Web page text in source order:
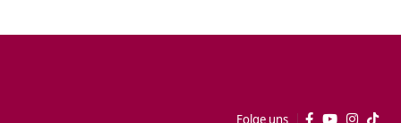
Folge uns